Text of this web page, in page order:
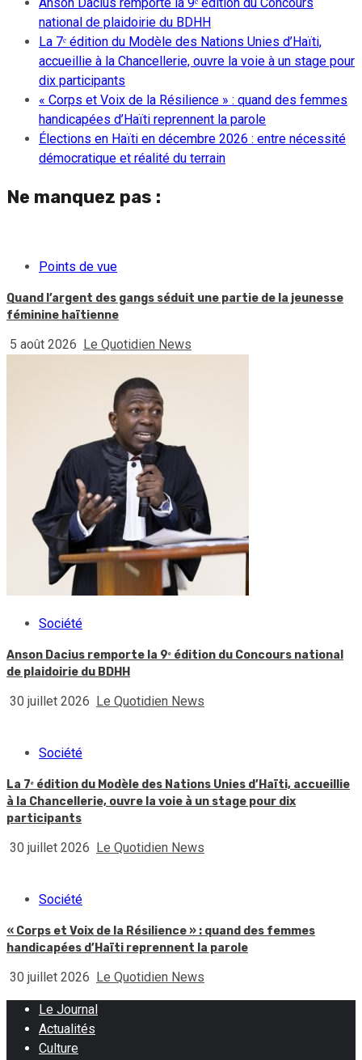
Anson Dacius remporte la 9ᵉ édition du Concours
national de plaidoirie du BDHH
La 7ᵉ édition du Modèle des Nations Unies d’Haïti,
accueillie à la Chancellerie, ouvre la voie à un stage pour
dix participants
« Corps et Voix de la Résilience » : quand des femmes
handicapées d’Haïti reprennent la parole
Élections en Haïti en décembre 2026 : entre nécessité
démocratique et réalité du terrain
Ne manquez pas :
Points de vue
Quand l’argent des gangs séduit une partie de la jeunesse
féminine haïtienne
5 août 2026 Le Quotidien News
Société
Anson Dacius remporte la 9ᵉ édition du Concours national
de plaidoirie du BDHH
30 juillet 2026 Le Quotidien News
Société
La 7ᵉ édition du Modèle des Nations Unies d’Haïti, accueillie
à la Chancellerie, ouvre la voie à un stage pour dix
participants
30 juillet 2026 Le Quotidien News
Société
« Corps et Voix de la Résilience » : quand des femmes
handicapées d’Haïti reprennent la parole
30 juillet 2026 Le Quotidien News
Le Journal
Actualités
Culture